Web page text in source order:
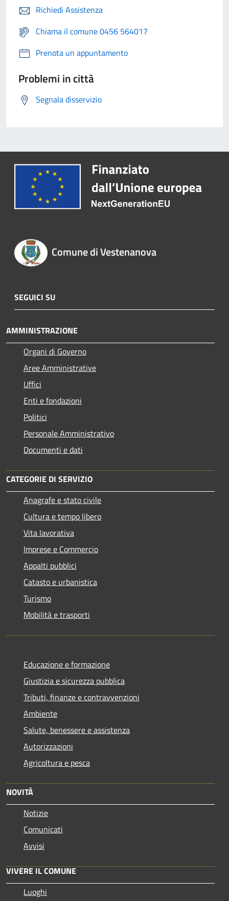
Richiedi Assistenza
Chiama il comune 0456 564017
Prenota un appuntamento
Problemi in città
Segnala disservizio
Comune di Vestenanova
SEGUICI SU
AMMINISTRAZIONE
Organi di Governo
Aree Amministrative
Uffici
Enti e fondazioni
Politici
Personale Amministrativo
Documenti e dati
CATEGORIE DI SERVIZIO
Anagrafe e stato civile
Cultura e tempo libero
Vita lavorativa
Imprese e Commercio
Appalti pubblici
Catasto e urbanistica
Turismo
Mobilità e trasporti
Educazione e formazione
Giustizia e sicurezza pubblica
Tributi, finanze e contravvenzioni
Ambiente
Salute, benessere e assistenza
Autorizzazioni
Agricoltura e pesca
NOVITÀ
Notizie
Comunicati
Avvisi
VIVERE IL COMUNE
Luoghi